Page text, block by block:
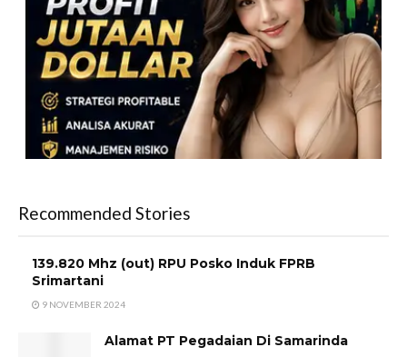
Recommended Stories
139.820 Mhz (out) RPU Posko Induk FPRB
Srimartani
9 NOVEMBER 2024
Alamat PT Pegadaian Di Samarinda